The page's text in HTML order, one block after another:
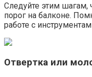
Следуйте этим шагам,
порог на балконе.
работе с
Отвертка или